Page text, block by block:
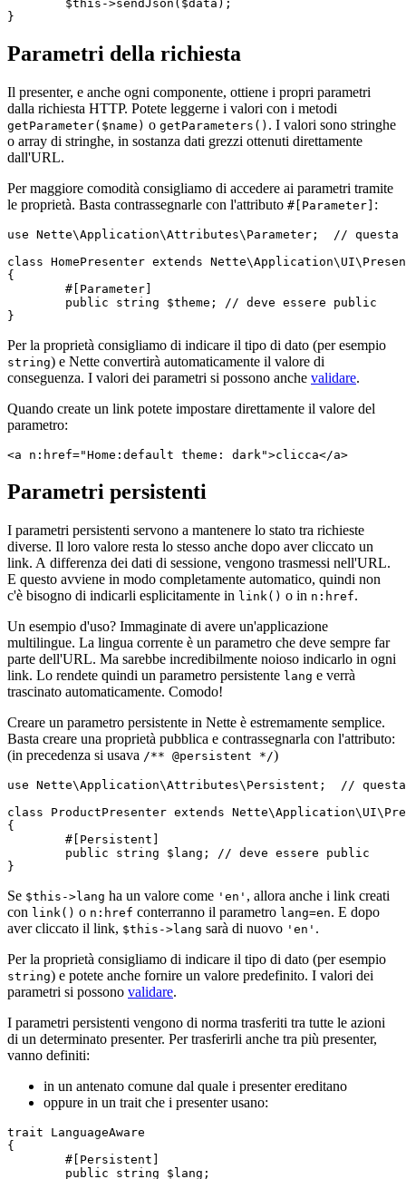
Parametri della richiesta
Il presenter, e anche ogni componente, ottiene i propri parametri
dalla richiesta HTTP. Potete leggerne i valori con i metodi
getParameter($name) o getParameters() . I valori sono stringhe
o array di stringhe, in sostanza dati grezzi ottenuti direttamente
dall'URL.
Per maggiore comodità consigliamo di accedere ai parametri tramite
le proprietà. Basta contrassegnarle con l'attributo #[Parameter] :
use Nette\Application\Attributes\Parameter;  // questa
class HomePresenter extends
{
Per la proprietà consigliamo di indicare il tipo di dato (per esempio
string) e Nette convertirà automaticamente il valore di
conseguenza. I valori dei parametri si possono anche validare.
Quando create un link potete impostare direttamente il valore del
parametro:
Parametri persistenti
I parametri persistenti servono a mantenere lo stato tra richieste
diverse. Il loro valore resta lo stesso anche dopo aver cliccato un
link. A differenza dei dati di sessione, vengono trasmessi nell'URL.
E questo avviene in modo completamente automatico, quindi non
c'è bisogno di indicarli esplicitamente in link() o in n:href.
Un esempio d'uso? Immaginate di avere un'applicazione
multilingue. La lingua corrente è un parametro che deve sempre far
parte dell'URL. Ma sarebbe incredibilmente noioso indicarlo in ogni
link. Lo rendete quindi un parametro persistente lang e verrà
trascinato automaticamente. Comodo!
Creare un parametro persistente in Nette è estremamente semplice.
Basta creare una proprietà pubblica e contrassegnarla con l'attributo:
(in precedenza si usava /** @persistent */)
use Nette\Application\Attributes\Persistent;  //
class ProductPresenter extends
{
Se $this->lang ha un valore come 'en' , allora anche i link creati
con link() o n:href conterranno il parametro lang=en. E dopo
aver cliccato il link, $this->lang sarà di nuovo 'en' .
Per la proprietà consigliamo di indicare il tipo di dato (per esempio
string) e potete anche fornire un valore predefinito. I valori dei
parametri si possono validare.
I parametri persistenti vengono di norma trasferiti tra tutte le azioni
di un determinato presenter. Per trasferirli anche tra più presenter,
vanno definiti:
in un antenato comune dal quale i presenter ereditano
oppure in un trait che i presenter usano:
trait LanguageAware
{